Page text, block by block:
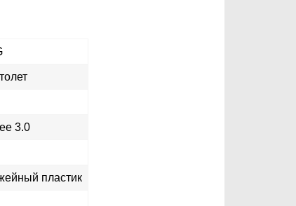
3.0
пластик